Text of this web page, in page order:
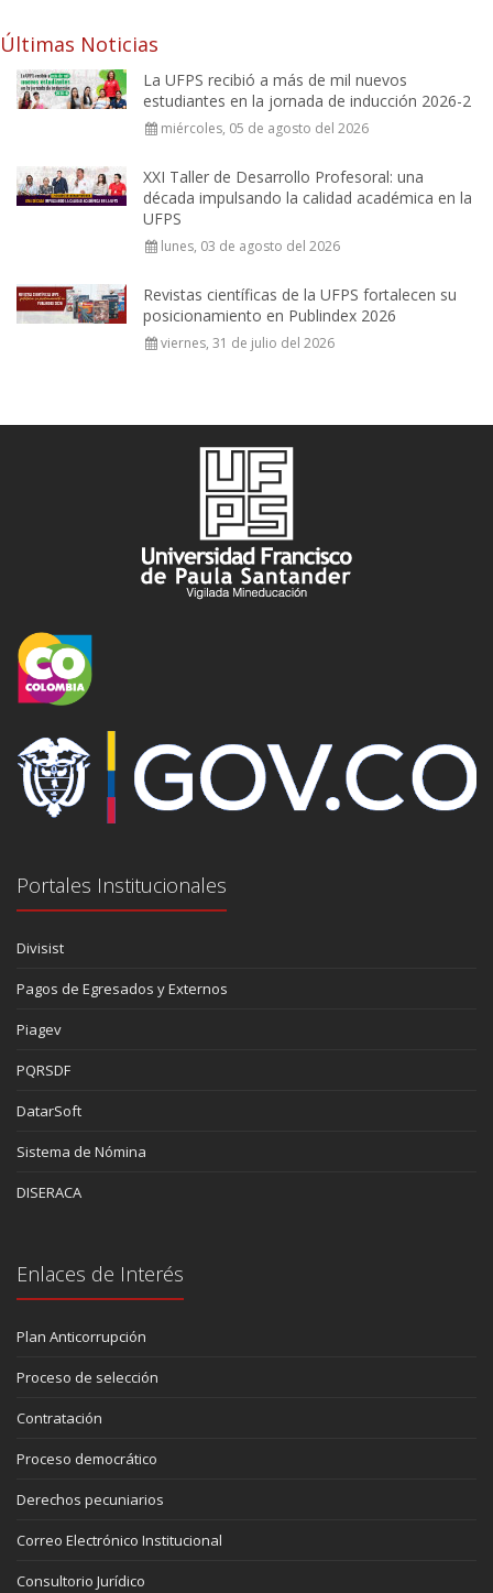
Últimas Noticias
La UFPS recibió a más de mil nuevos
estudiantes en la jornada de inducción 2026-2
miércoles, 05 de agosto del 2026
XXI Taller de Desarrollo Profesoral: una
década impulsando la calidad académica en la
UFPS
lunes, 03 de agosto del 2026
Revistas científicas de la UFPS fortalecen su
posicionamiento en Publindex 2026
viernes, 31 de julio del 2026
Portales Institucionales
Divisist
Pagos de Egresados y Externos
Piagev
PQRSDF
DatarSoft
Sistema de Nómina
DISERACA
Enlaces de Interés
Plan Anticorrupción
Proceso de selección
Contratación
Proceso democrático
Derechos pecuniarios
Correo Electrónico Institucional
Consultorio Jurídico